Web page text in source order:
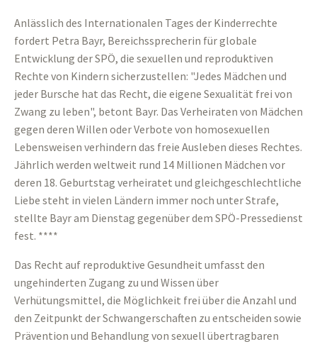
Anlässlich des Internationalen Tages der Kinderrechte
fordert Petra Bayr, Bereichssprecherin für globale
Entwicklung der SPÖ, die sexuellen und reproduktiven
Rechte von Kindern sicherzustellen: "Jedes Mädchen und
jeder Bursche hat das Recht, die eigene Sexualität frei von
Zwang zu leben", betont Bayr. Das Verheiraten von Mädchen
gegen deren Willen oder Verbote von homosexuellen
Lebensweisen verhindern das freie Ausleben dieses Rechtes.
Jährlich werden weltweit rund 14 Millionen Mädchen vor
deren 18. Geburtstag verheiratet und gleichgeschlechtliche
Liebe steht in vielen Ländern immer noch unter Strafe,
stellte Bayr am Dienstag gegenüber dem SPÖ-Pressedienst
fest. ****
Das Recht auf reproduktive Gesundheit umfasst den
ungehinderten Zugang zu und Wissen über
Verhütungsmittel, die Möglichkeit frei über die Anzahl und
den Zeitpunkt der Schwangerschaften zu entscheiden sowie
Prävention und Behandlung von sexuell übertragbaren